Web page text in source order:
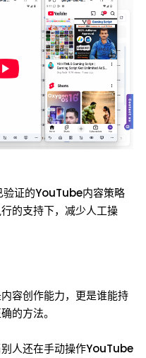
证的YouTube内容策略
的支持下，减少人工操
容创作能力，更是谁能持
的方法。
人还在手动操作YouTube